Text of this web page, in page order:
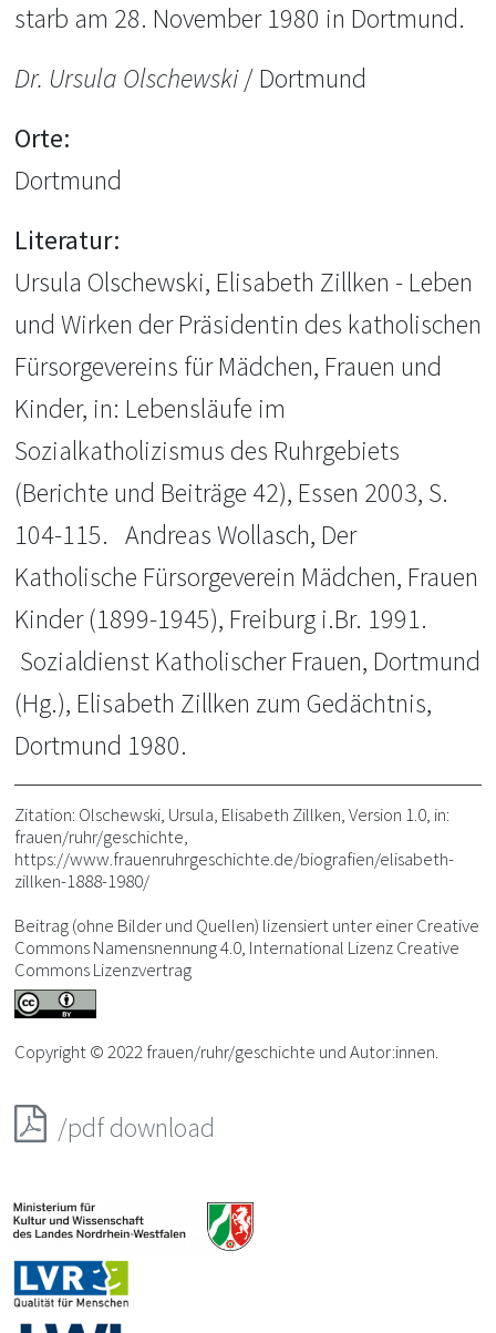
starb am 28. November 1980 in Dortmund.
Dr. Ursula Olschewski/ Dortmund
Orte:
Dortmund
Literatur:
Ursula Olschewski, Elisabeth Zillken - Leben
und Wirken der Präsidentin des katholischen
Fürsorgevereins für Mädchen, Frauen und
Kinder, in: Lebensläufe im
Sozialkatholizismus des Ruhrgebiets
(Berichte und Beiträge 42), Essen 2003, S.
104-115. Andreas Wollasch, Der
Katholische Fürsorgeverein Mädchen, Frauen
Kinder (1899-1945), Freiburg i.Br. 1991.
Sozialdienst Katholischer Frauen, Dortmund
(Hg.), Elisabeth Zillken zum Gedächtnis,
Dortmund 1980.
Zitation: Olschewski, Ursula, Elisabeth Zillken, Version 1.0, in:
frauen/ruhr/geschichte,
https://www.frauenruhrgeschichte.de/biografien/elisabeth-
zillken-1888-1980/
Beitrag (ohne Bilder und Quellen) lizensiert unter einer Creative
Commons Namensnennung 4.0, International Lizenz Creative
Commons Lizenzvertrag
Copyright © 2022 frauen/ruhr/geschichte und Autor:innen.
/pdf download